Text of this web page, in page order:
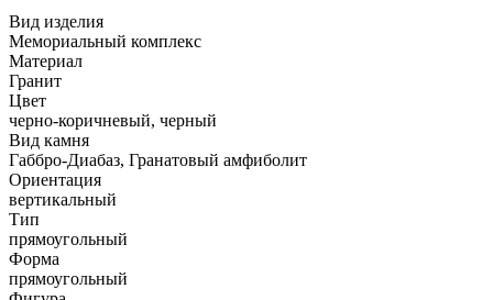
Вид изделия
Мемориальный комплекс
Материал
Гранит
Цвет
черно-коричневый, черный
Вид камня
Габбро-Диабаз, Гранатовый амфиболит
Ориентация
вертикальный
Тип
прямоугольный
Форма
прямоугольный